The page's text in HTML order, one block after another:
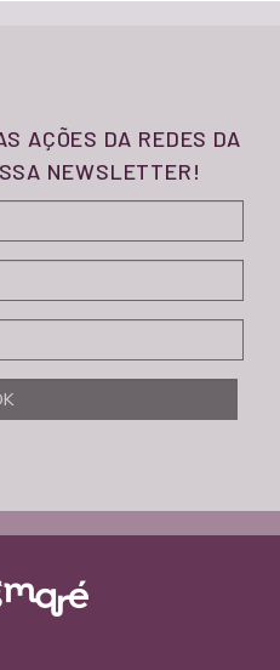
AÇÕES DA REDES DA
NEWSLETTER!